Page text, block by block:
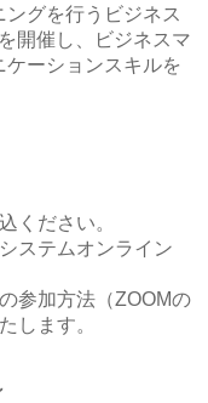
グを行うビジネス
開催し、ビジネスマ
ーションスキルを
ください。
ステムオンライン
参加方法（ZOOMの
します。